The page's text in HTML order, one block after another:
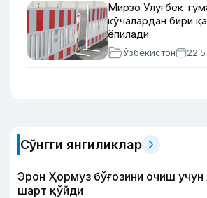
Мирзо Улуғбек
кўчалардан бири
ёпилади
Ўзбекистон
Сўнгги янгиликлар
Эрон Ҳормуз бўғозини очиш
шарт қўйди